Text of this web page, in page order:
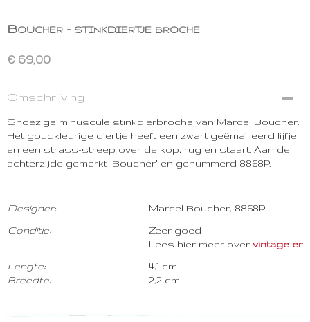
Boucher - stinkdiertje broche
€ 69,00
Omschrijving
Snoezige minuscule stinkdierbroche van Marcel Boucher.
Het goudkleurige diertje heeft een zwart geëmailleerd lijfje
en een strass-streep over de kop, rug en staart. Aan de
achterzijde gemerkt 'Boucher' en genummerd 8868P.
Designer:
Conditie:
Lengte:
Breedte:
Marcel Boucher, 8868P
Zeer goed
Lees hier meer over vintage en
4,1 cm
2,2 cm